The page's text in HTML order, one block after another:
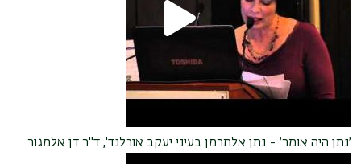
׳נתן היה אומר׳ - נתן אלתרמן בעיני יעקב אורלנד', ד"ר דן אלמגור